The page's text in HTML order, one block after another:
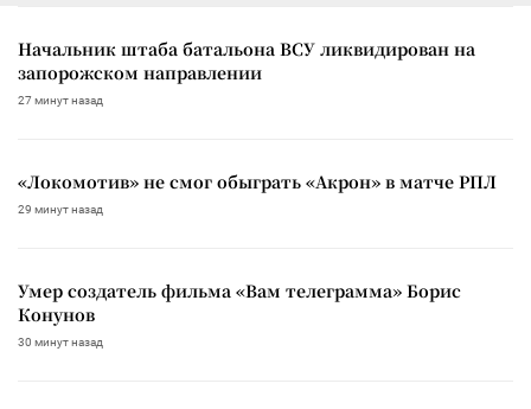
Начальник штаба батальона ВСУ ликвидирован на
запорожском направлении
27 минут назад
«Локомотив» не смог обыграть «Акрон» в матче РПЛ
29 минут назад
Умер создатель фильма «Вам телеграмма» Борис
Конунов
30 минут назад